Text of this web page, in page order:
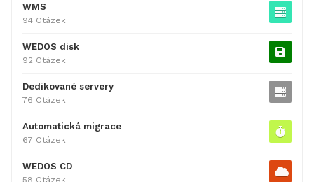
WMS
94 Otázek
WEDOS disk
92 Otázek
Dedikované servery
76 Otázek
Automatická migrace
67 Otázek
WEDOS CD
58 Otázek